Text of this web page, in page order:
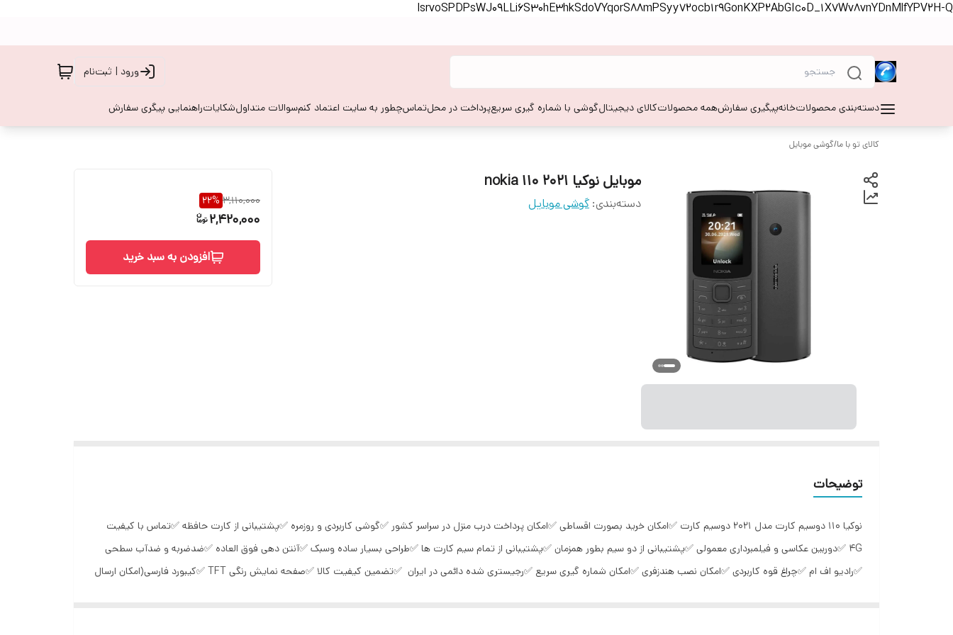
lsrvoSPDPsWJ09LLi6S30hE3hkSdoVYqorS88mPSyy72ocb1r9GonKXP2AbGIc0D_1X7Wv8vnYDnMlfYPV2H-Q
ورود | ثبت‌نام
دسته‌بندی محصولاتخانهپیگیری سفارشهمه محصولاتکالای دیجیتالگوشی با شماره گیری سریعپرداخت در محلتماسچطور به سایت اعتماد کنمسوالات متداولشکایاتراهنمایی پیگری سفارش
کالای تو با ما/گوشی موبایل
موبایل نوکیا 2021 110 nokia
دسته‌بندی: گوشی موبایل 3,110,000
22%
2,420,000
افزودن به سبد خرید
توضیحات
نوکیا 110 دوسیم کارت مدل 2021 دوسیم کارت ✅امکان خرید بصورت اقساطی ✅امکان پرداخت درب منزل در سراسر کشور ✅گوشی کاربردی و روزمره ✅پشتیبانی از کارت حافظه ✅تماس با کیفیت
4G ✅دوربین عکاسی و فیلمبرداری معمولی ✅پشتیبانی از دو سیم بطور همزمان ✅پشتیبانی از تمام سیم کارت ها ✅طراحی بسیار ساده وسبک ✅آنتن دهی فوق العاده ✅ضدضربه و ضدآب سطحی
✅رادیو اف ام ✅چراغ قوه کاربردی ✅امکان نصب هندزفری ✅امکان شماره گیری سریع ✅رجیستری شده دائمی در ایران ✅تضمین کیفیت کالا ✅صفحه نمایش رنگی TFT ✅کیبورد فارسی(امکان ارسال